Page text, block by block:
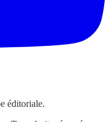
éditoriale.